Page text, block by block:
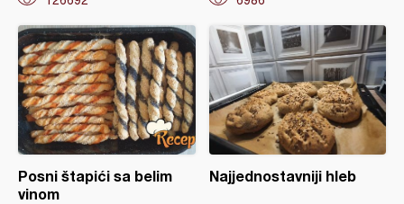
Posni štapići sa belim
vinom
Najjednostavniji hleb